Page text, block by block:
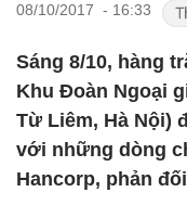
08/10/2017 - 16:33
Sáng 8/10, hàng
Khu Đoàn Ngoại
Từ Liêm, Hà Nội)
với những dòng
Hancorp, phản